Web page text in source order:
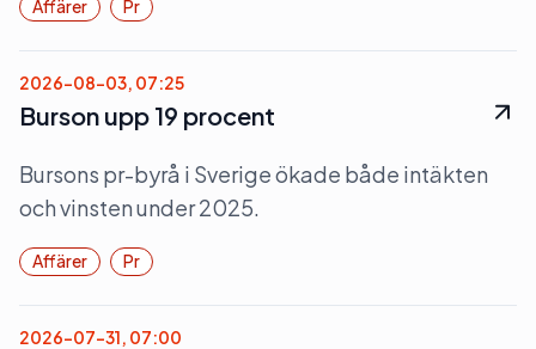
Affärer Pr
2026-08-03, 07:25
Burson upp 19 procent
Bursons pr-byrå i Sverige ökade både intäkten
och vinsten under 2025.
Affärer Pr
2026-07-31, 07:00